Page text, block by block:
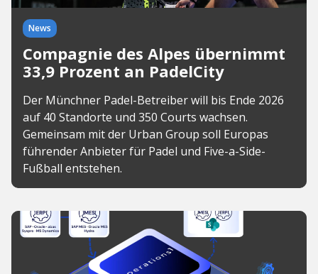
News
Compagnie des Alpes übernimmt
33,9 Prozent an PadelCity
Der Münchner Padel-Betreiber will bis Ende 2026
auf 40 Standorte und 350 Courts wachsen.
Gemeinsam mit der Urban Group soll Europas
führender Anbieter für Padel und Five-a-Side-
Fußball entstehen.